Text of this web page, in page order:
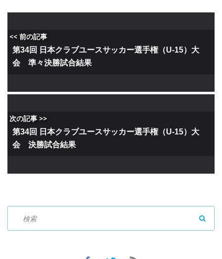
<< 前の記事
第34回 日本クラブユースサッカー選手権（U-15）大
会 準々決勝試合結果
次の記事 >>
第34回 日本クラブユースサッカー選手権（U-15）大
会 決勝試合結果